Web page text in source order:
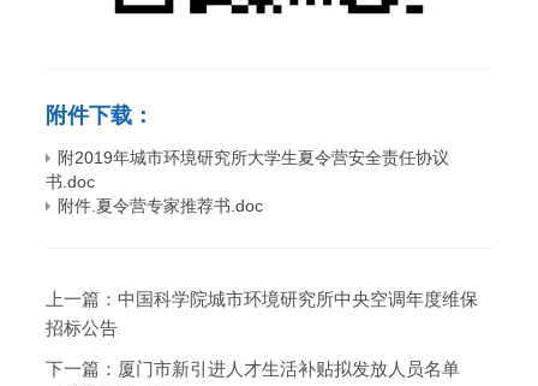
附件下载：
附2019年城市环境研究所大学生夏令营安全责任协议
书.doc
附件.夏令营专家推荐书.doc
上一篇： 中国科学院城市环境研究所中央空调年度维保
招标公告
下一篇： 厦门市新引进人才生活补贴拟发放人员名单